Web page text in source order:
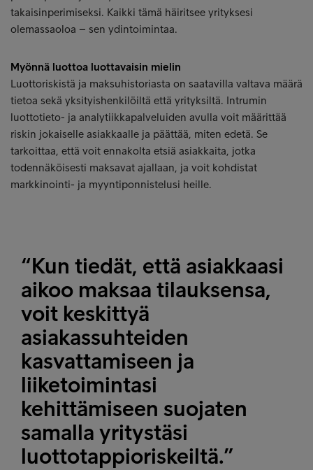
takaisinperimiseksi. Kaikki tämä häiritsee yrityksesi
olemassaoloa – sen ydintoimintaa.
Myönnä luottoa luottavaisin mielin
Luottoriskistä ja maksuhistoriasta on saatavilla valtava määrä
tietoa sekä yksityishenkilöiltä että yrityksiltä. Intrumin
luottotieto- ja analytiikkapalveluiden avulla voit määrittää
riskin jokaiselle asiakkaalle ja päättää, miten edetä. Se
tarkoittaa, että voit ennakolta etsiä asiakkaita, jotka
todennäköisesti maksavat ajallaan, ja voit kohdistat
markkinointi- ja myyntiponnistelusi heille.
“Kun tiedät, että asiakkaasi
aikoo maksaa tilauksensa,
voit keskittyä
asiakassuhteiden
kasvattamiseen ja
liiketoimintasi
kehittämiseen suojaten
samalla yritystäsi
luottotappioriskeiltä.”